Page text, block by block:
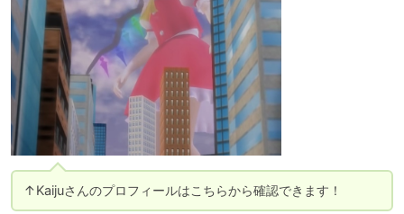
↑Kaijuさんのプロフィールはこちらから確認できます！